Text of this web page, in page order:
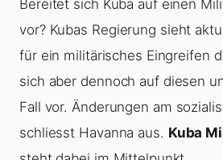
Bereitet sich Kuba auf einen
vor? Kubas Regierung sieht
für ein militärisches Eingreifen
sich aber dennoch auf diesen
Fall vor. Änderungen am
schliesst Havanna aus. Kuba